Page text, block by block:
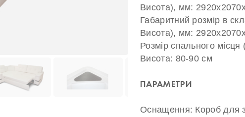
Висота), мм:
Габаритний розмір в
Висота), мм:
Розмір спального
Висота: 80-90 см
ПАРАМЕТРИ
Оснащення: Короб для